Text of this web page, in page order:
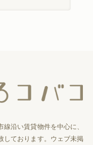
沿い賃貸物件を中心に、
しております。ウェブ未掲